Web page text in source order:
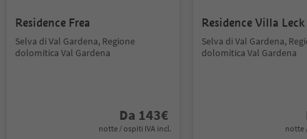
Residence Frea
Selva di Val Gardena, Regione
dolomitica Val Gardena
Da 143€
notte / ospiti IVA incl.
Residence Villa Leck
Selva di Val Gardena,
dolomitica Val Gardena
notte